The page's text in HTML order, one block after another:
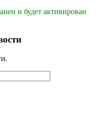
и будет активирован